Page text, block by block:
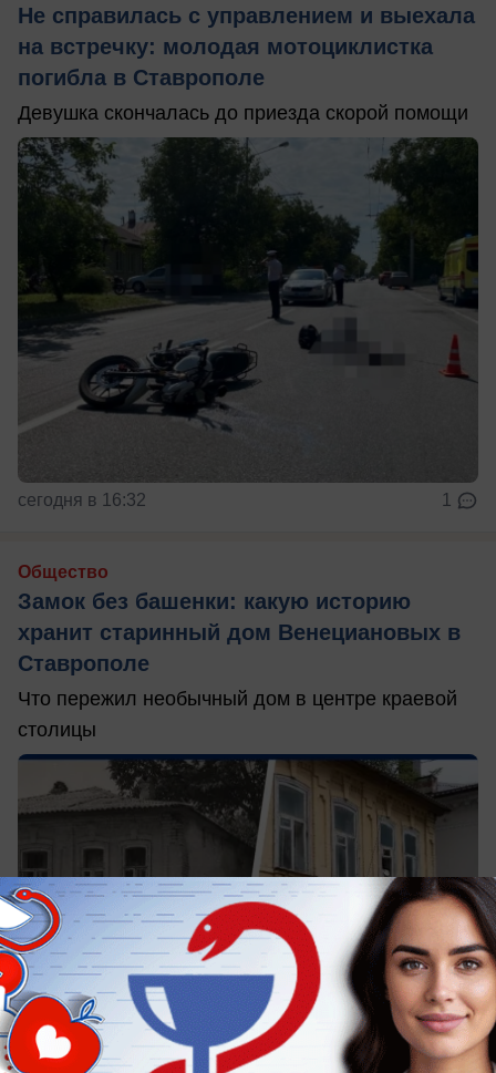
Не справилась с управлением и выехала
на встречку: молодая мотоциклистка
погибла в Ставрополе
Девушка скончалась до приезда скорой помощи
сегодня в 16:32 1
Общество
Замок без башенки: какую историю
хранит старинный дом Венециановых в
Ставрополе
Что пережил необычный дом в центре краевой
столицы